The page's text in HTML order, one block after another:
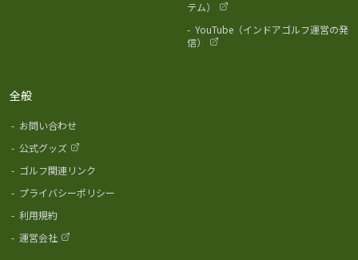
テム）
- YouTube（インドアゴルフ運営の発
信）
全般
- お問い合わせ
- 公式グッズ
- ゴルフ関連リンク
- プライバシーポリシー
- 利用規約
- 運営会社